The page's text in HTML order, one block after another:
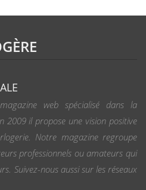
web spécialisé dans la
2009 il propose une vision positive
Notre magazine regroupe
professionnels ou amateurs qui
Suivez-nous aussi sur les réseaux